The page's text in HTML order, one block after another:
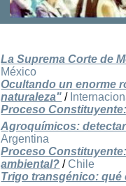
La Suprema Corte de
México
Ocultando un enorme
naturaleza" /
Proceso
Agroquímicos:
Argentina
Proceso
ambiental? / Chile
Trigo transgénico: qué